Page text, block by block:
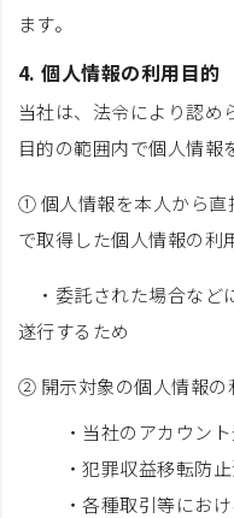
ます。
4. 個人情報の利用目的
当社は、法令により認め
目的の範囲内で個人情報
① 個人情報を本人から直
で取得した個人情報の利
・委託された場合など
遂行するため
② 開示対象の個人情報の
・当社のアカウン
・犯罪収益移転防
・各種取引等にお